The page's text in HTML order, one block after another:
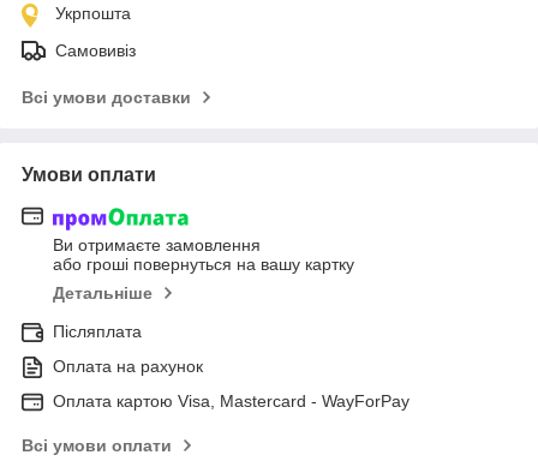
Укрпошта
Самовивіз
Всі умови доставки
Умови оплати
Ви отримаєте замовлення
або гроші повернуться на вашу картку
Детальніше
Післяплата
Оплата на рахунок
Оплата картою Visa, Mastercard - WayForPay
Всі умови оплати